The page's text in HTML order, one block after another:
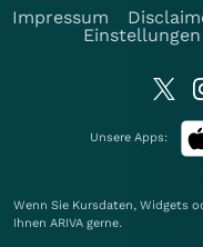
Impressum
Einstellungen
Unsere Apps:
Wenn Sie Kursdaten, Widgets
Ihnen ARIVA gerne.